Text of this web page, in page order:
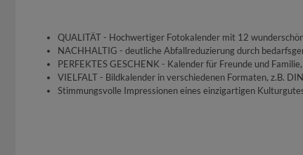
QUALITÄT - Hochwertiger Fotokalender mit 12
NACHHALTIG - deutliche Abfallreduzierung durch
PERFEKTES GESCHENK - Kalender für Freunde und
VIELFALT - Bildkalender in verschiedenen Formaten, z.B.
Stimmungsvolle Impressionen eines einzigartigen